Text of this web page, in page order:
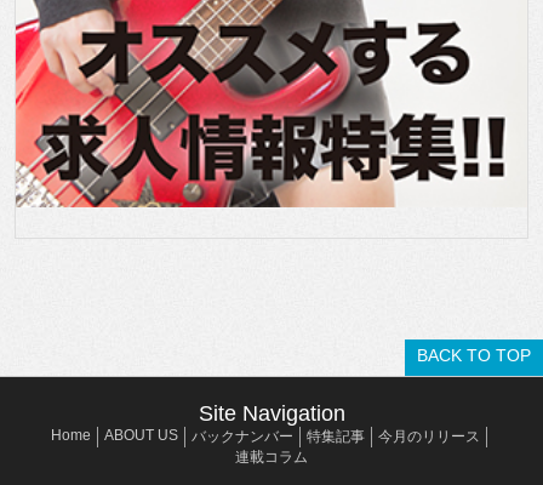
BACK TO TOP
Site Navigation
Home ABOUT US バックナンバー 特集記事
今月のリリース
連載コラム